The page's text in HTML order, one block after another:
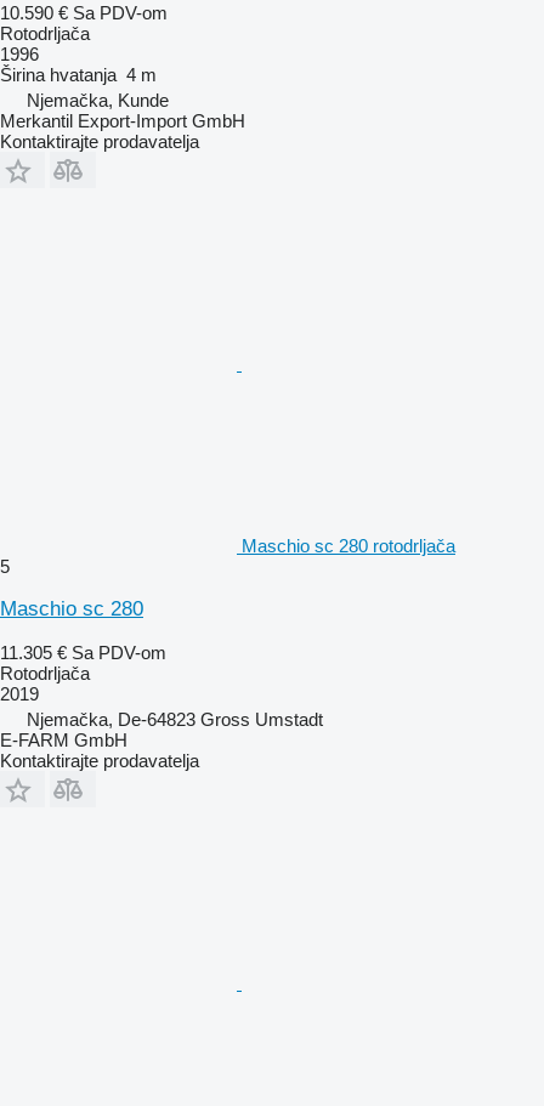
10.590 € Sa PDV-om
Rotodrljača
1996
Širina hvatanja 4 m
Njemačka, Kunde
Merkantil Export-Import GmbH
Kontaktirajte prodavatelja
Maschio sc 280 rotodrljača
5
Maschio sc 280
11.305 € Sa PDV-om
Rotodrljača
2019
Njemačka, De-64823 Gross Umstadt
E-FARM GmbH
Kontaktirajte prodavatelja